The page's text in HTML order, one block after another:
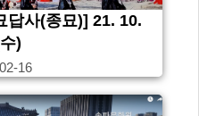
답사(종묘)] 21. 10.
)
16